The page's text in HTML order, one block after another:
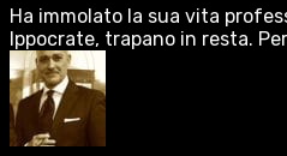
Ha immolato la sua vita
Ippocrate, trapano in resta.